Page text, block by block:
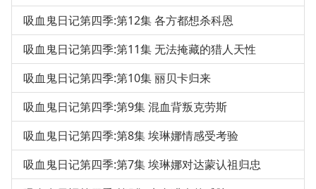
吸血鬼日记第四季:第12集 各方都想杀科恩
吸血鬼日记第四季:第11集 无法掩藏的猎人天性
吸血鬼日记第四季:第10集 丽贝卡归来
吸血鬼日记第四季:第9集 混血背叛克劳斯
吸血鬼日记第四季:第8集 埃琳娜情感受考验
吸血鬼日记第四季:第7集 埃琳娜对达蒙认祖归忠